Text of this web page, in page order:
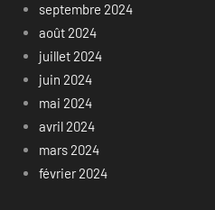
septembre 2024
août 2024
juillet 2024
juin 2024
mai 2024
avril 2024
mars 2024
février 2024